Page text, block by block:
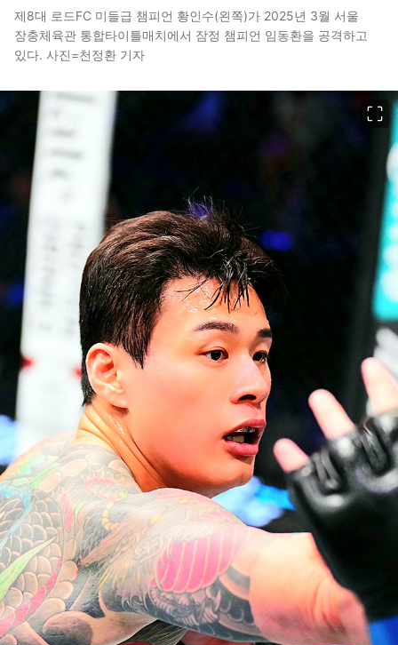
제8대 로드FC 미들급 챔피언 황인수(왼쪽)가 2025년 3월 서울
장충체육관 통합타이틀매치에서 잠정 챔피언 임동환을 공격하고
있다. 사진=천정환 기자